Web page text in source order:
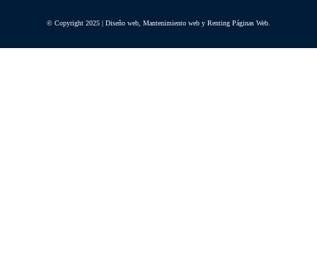
© Copyright 2025 | Diseño web, Mantenimiento web y Renting Páginas Web.